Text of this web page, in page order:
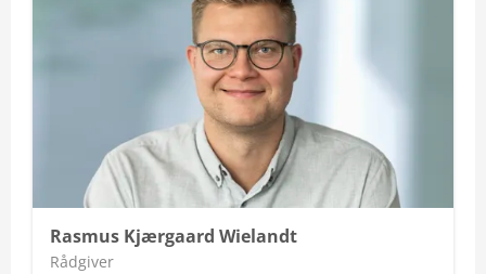
Rasmus Kjærgaard Wielandt
Rådgiver